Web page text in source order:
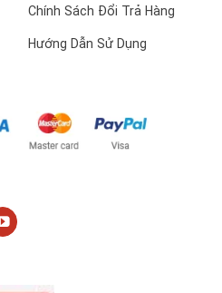
Chính Sách Đổi Trả Hàng
Hướng Dẫn Sử Dụng